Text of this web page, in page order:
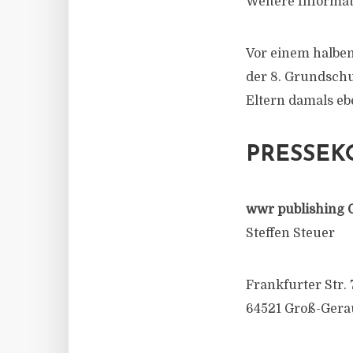
Vor einem
der 8.
Eltern damals
wwr publishing
Steffen Steuer
Frankfurter Str.
64521 Groß-